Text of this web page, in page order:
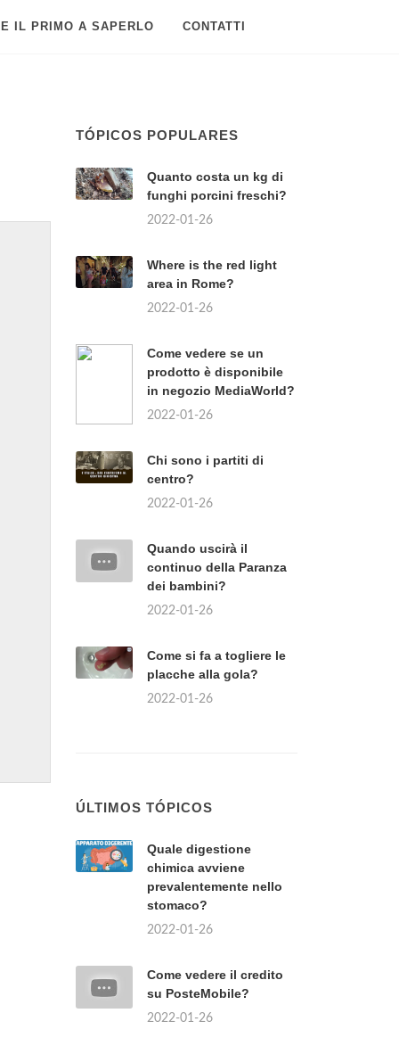
IL PRIMO A SAPERLO CONTATTI
TÓPICOS POPULARES
Quanto costa un kg di
funghi porcini freschi?
2022-01-26
Where is the red light
area in Rome?
2022-01-26
Come vedere se un
prodotto è disponibile
in negozio MediaWorld?
2022-01-26
Chi sono i partiti di
centro?
2022-01-26
Quando uscirà il
continuo della Paranza
dei bambini?
2022-01-26
Come si fa a togliere le
placche alla gola?
2022-01-26
ÚLTIMOS TÓPICOS
Quale digestione
chimica avviene
prevalentemente nello
stomaco?
2022-01-26
Come vedere il credito
su PosteMobile?
2022-01-26